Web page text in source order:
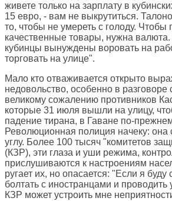
живете только на зарплату в
15 евро, - вам не выкрутиться.
то, чтобы не умереть с голоду. Чтобы
качественные товары, нужна
кубинцы вынуждены воровать на
торговать на улице".
Мало кто отваживается открыто
недовольство, особенно в разговоре
великому сожалению противников
которые 31 июля вышли на улицу,
падение тирана, в Гаване по-
Революционная полиция начеку: она
углу. Более 100 тысяч "комитетов
(КЗР), эти глаза и уши режима,
прислушиваются к настроениям
ругает их, но опасается: "Если я
болтать с иностранцами и проводить
КЗР может устроить мне